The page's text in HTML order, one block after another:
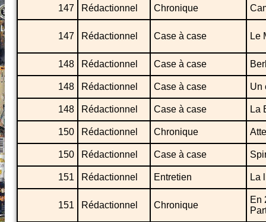
147 Rédactionnel Chronique
147 Rédactionnel Case à case Le
148 Rédactionnel Case à case
148 Rédactionnel Case à case Un
148 Rédactionnel Case à case La
150 Rédactionnel Chronique
150 Rédactionnel Case à case
151 Rédactionnel Entretien La
151 Rédactionnel Chronique
En